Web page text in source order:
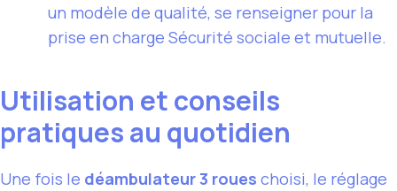
un modèle de qualité, se renseigner pour la
prise en charge Sécurité sociale et mutuelle.
Utilisation et conseils
pratiques au quotidien
Une fois le déambulateur 3 roues choisi, le réglage